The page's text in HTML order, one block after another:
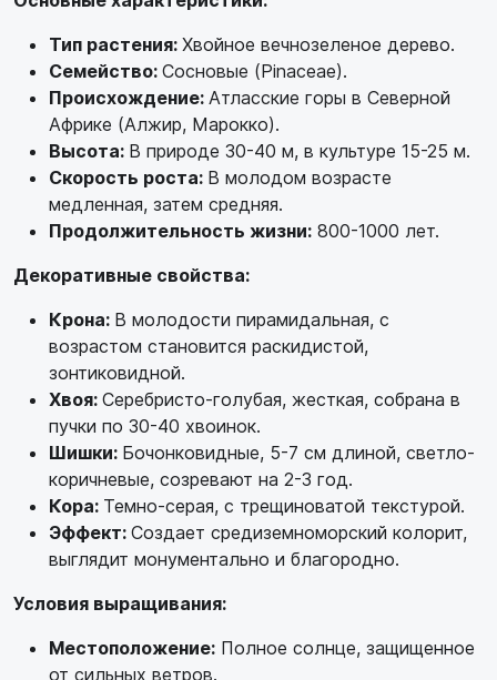
Тип растения: Хвойное вечнозеленое дерево.
Семейство: Сосновые (Pinaceae).
Происхождение: Атласские горы в Северной
Африке (Алжир, Марокко).
Высота: В природе 30-40 м, в культуре 15-25 м.
Скорость роста: В молодом возрасте
медленная, затем средняя.
Продолжительность жизни: 800-1000 лет.
Декоративные свойства:
Крона: В молодости пирамидальная, с
возрастом становится раскидистой,
зонтиковидной.
Хвоя: Серебристо-голубая, жесткая, собрана в
пучки по 30-40 хвоинок.
Шишки: Бочонковидные, 5-7 см длиной, светло-
коричневые, созревают на 2-3 год.
Кора: Темно-серая, с трещиноватой текстурой.
Эффект: Создает средиземноморский колорит,
выглядит монументально и благородно.
Условия выращивания:
Местоположение: Полное солнце, защищенное
от сильных ветров.